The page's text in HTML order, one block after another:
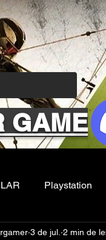
GAME
Playstation
nos Filmes e
3 de jul. 2 min de